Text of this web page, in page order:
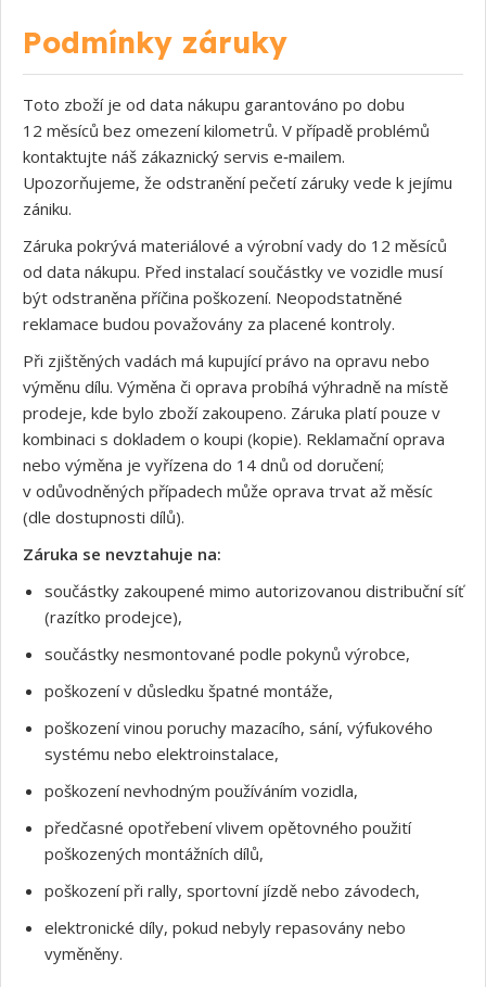
Podmínky záruky
Toto zboží je od data nákupu garantováno po dobu
12 měsíců bez omezení kilometrů. V případě problémů
kontaktujte náš zákaznický servis e‑mailem.
Upozorňujeme, že odstranění pečetí záruky vede k jejímu
zániku.
Záruka pokrývá materiálové a výrobní vady do 12 měsíců
od data nákupu. Před instalací součástky ve vozidle musí
být odstraněna příčina poškození. Neopodstatněné
reklamace budou považovány za placené kontroly.
Při zjištěných vadách má kupující právo na opravu nebo
výměnu dílu. Výměna či oprava probíhá výhradně na místě
prodeje, kde bylo zboží zakoupeno. Záruka platí pouze v
kombinaci s dokladem o koupi (kopie). Reklamační oprava
nebo výměna je vyřízena do 14 dnů od doručení;
v odůvodněných případech může oprava trvat až měsíc
(dle dostupnosti dílů).
Záruka se nevztahuje na:
součástky zakoupené mimo autorizovanou distribuční síť
(razítko prodejce),
součástky nesmontované podle pokynů výrobce,
poškození v důsledku špatné montáže,
poškození vinou poruchy mazacího, sání, výfukového
systému nebo elektroinstalace,
poškození nevhodným používáním vozidla,
předčasné opotřebení vlivem opětovného použití
poškozených montážních dílů,
poškození při rally, sportovní jízdě nebo závodech,
elektronické díly, pokud nebyly repasovány nebo
vyměněny.